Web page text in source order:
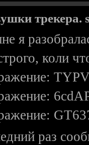
трекера.
я
коли
раз